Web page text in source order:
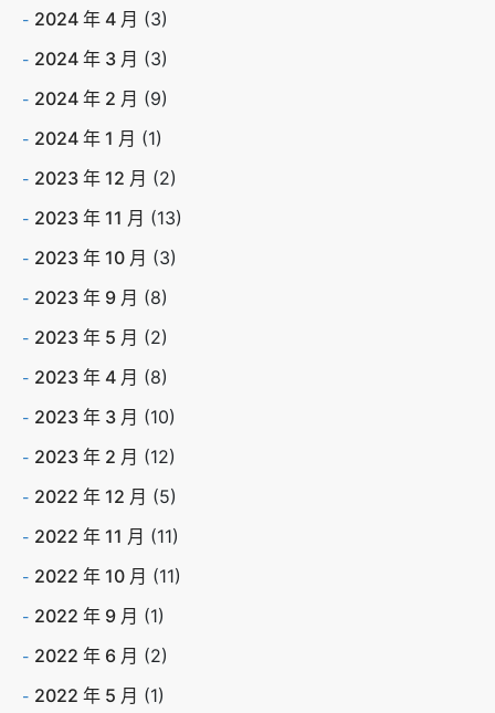
2024 年 4 月 (3)
2024 年 3 月 (3)
2024 年 2 月 (9)
2024 年 1 月 (1)
2023 年 12 月 (2)
2023 年 11 月 (13)
2023 年 10 月 (3)
2023 年 9 月 (8)
2023 年 5 月 (2)
2023 年 4 月 (8)
2023 年 3 月 (10)
2023 年 2 月 (12)
2022 年 12 月 (5)
2022 年 11 月 (11)
2022 年 10 月 (11)
2022 年 9 月 (1)
2022 年 6 月 (2)
2022 年 5 月 (1)